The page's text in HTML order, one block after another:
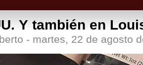
Y también en
- martes, 22 de agosto